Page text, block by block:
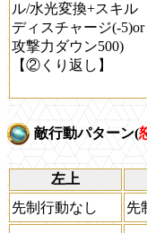
ル/水光変換+スキル
ディスチャージ(-5)or
攻撃力ダウン500)
【②くり返し】
敵行動パターン(
左上
先制行動なし
先